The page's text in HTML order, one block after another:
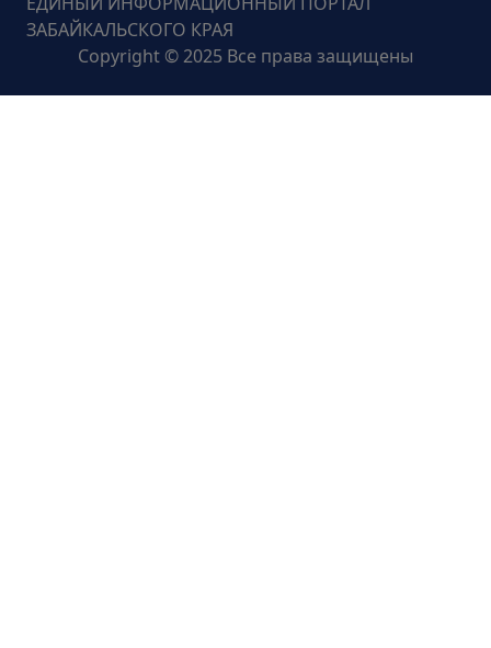
ЗАБАЙКАЛЬСКОГО КРАЯ
Copyright © 2025 Все права защищены